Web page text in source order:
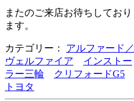
またのご来店お待ちしており
ます。
カテゴリー：
アルファード／
ヴェルファイア
インストー
ラー三輪
クリフォードG5
トヨタ